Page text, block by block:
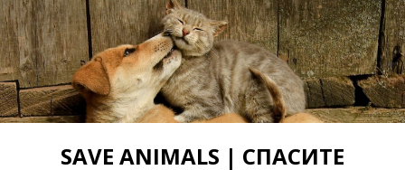
SAVE ANIMALS | СПАСИТЕ